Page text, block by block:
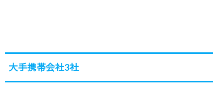
大手携帯会社3社